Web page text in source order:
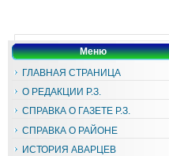
Меню
ГЛАВНАЯ СТРАНИЦА
О РЕДАКЦИИ Р.З.
СПРАВКА О ГАЗЕТЕ Р.З.
СПРАВКА О РАЙОНЕ
ИСТОРИЯ АВАРЦЕВ